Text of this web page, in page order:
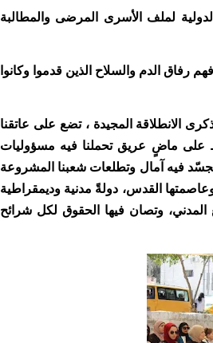
لملف الأسرى المرضى والمطالبة
رفاق الدم والسلاح الذين قدموا وكانوا
الانطلاقة المجيدة ، تضع على عاتقنا
على ماضٍ عريق تحملنا فيه مسؤوليات
فيه آمال وتطلعات شعبنا المشروعة
وعاصمتها القدس، دولةً مدنية وديمقراطية
المدني، وتصان فيها الحقوق لكل شرائح